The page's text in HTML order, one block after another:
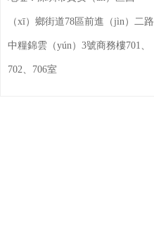
（xī）鄉街道78區前進（jìn）二路
中糧錦雲（yún）3號商務樓701、
702、706室